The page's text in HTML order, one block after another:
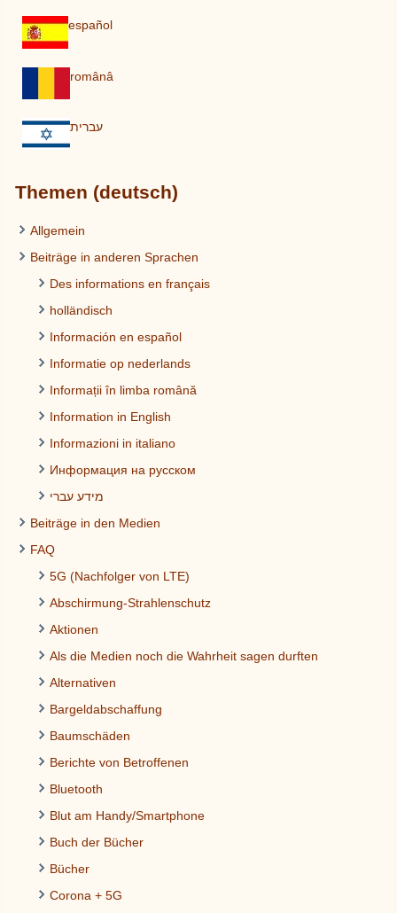
español
românâ
עברית
Themen (deutsch)
Allgemein
Beiträge in anderen Sprachen
Des informations en français
holländisch
Información en español
Informatie op nederlands
Informații în limba română
Information in English
Informazioni in italiano
Информация на русском
מידע עברי
Beiträge in den Medien
FAQ
5G (Nachfolger von LTE)
Abschirmung-Strahlenschutz
Aktionen
Als die Medien noch die Wahrheit sagen durften
Alternativen
Bargeldabschaffung
Baumschäden
Berichte von Betroffenen
Bluetooth
Blut am Handy/Smartphone
Buch der Bücher
Bücher
Corona + 5G